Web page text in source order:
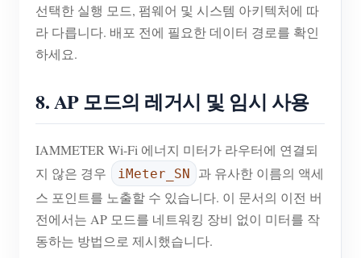
선택한 실행 모드, 펌웨어 및 시스템 아키텍처에 따
라 다릅니다. 배포 전에 필요한 데이터 경로를 확인
하세요.
8. AP 모드의 레거시 및 임시 사용
IAMMETER Wi-Fi 에너지 미터가 라우터에 연결되
지 않은 경우
iMeter_SN
과 유사한 이름의 액세
스 포인트를 노출할 수 있습니다. 이 문서의 이전 버
전에서는 AP 모드를 네트워킹 장비 없이 미터를 작
동하는 방법으로 제시했습니다.